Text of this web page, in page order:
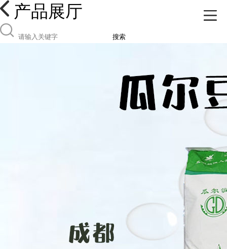
产品展厅
搜索